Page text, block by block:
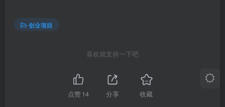
创业项目
喜欢就支持一下吧
点赞14 分享 收藏